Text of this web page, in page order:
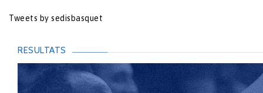
Tweets by sedisbasquet
RESULTATS